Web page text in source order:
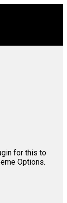
for this to
Options.